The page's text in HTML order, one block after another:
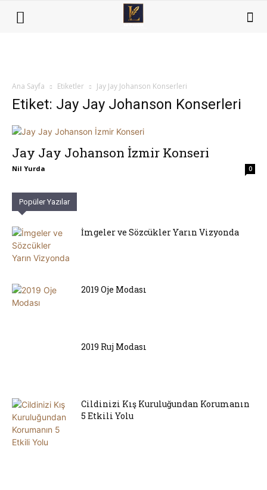
Ana Sayfa Etiketler Jay Jay Johanson Konserleri
Etiket: Jay Jay Johanson Konserleri
Jay Jay Johanson İzmir Konseri
Nil Yurda 0
Popüler Yazılar
İmgeler ve Sözcükler Yarın Vizyonda
2019 Oje Modası
2019 Ruj Modası
Cildinizi Kış Kuruluğundan Korumanın
5 Etkili Yolu